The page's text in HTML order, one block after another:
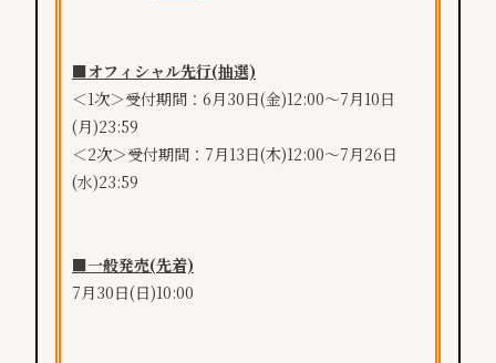
■オフィシャル先行(抽選)
＜1次＞受付期間：6月30日(金)12:00～7月10日
(月)23:59
＜2次＞受付期間：7月13日(木)12:00～7月26日
(水)23:59
■一般発売(先着)
7月30日(日)10:00